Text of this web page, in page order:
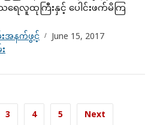
ေလူထုကြီးနှင့် ပေါင်းဖက်မိကြ
အနက်ဖွင့် June 15, 2017
3 4 5 Next